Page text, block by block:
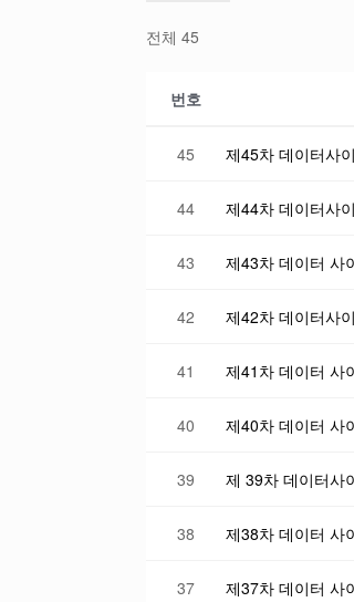
전체 45
번호
45
44
43 제43차 데이터 사
42
41
40 제40차 데이터 사
39
38
37 제37차 데이터 사